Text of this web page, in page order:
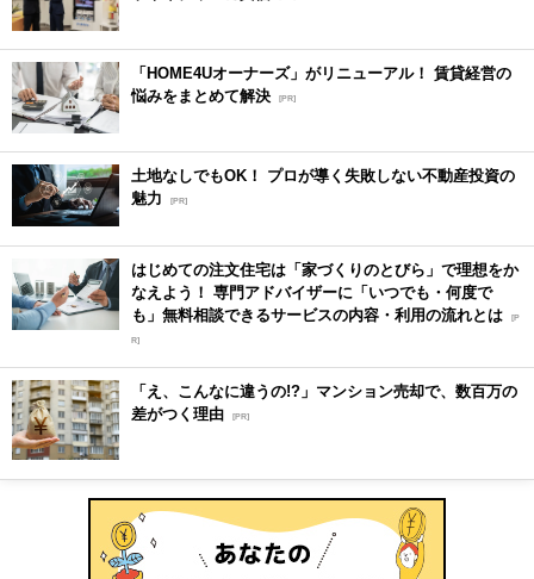
「HOME4Uオーナーズ」がリニューアル！ 賃貸経営の
悩みをまとめて解決 [PR]
土地なしでもOK！ プロが導く失敗しない不動産投資の
魅力
[PR]
はじめての注文住宅は「家づくりのとびら」で理想をか
なえよう！ 専門アドバイザーに「いつでも・何度で
も」無料相談できるサービスの内容・利用の流れとは [P
R]
「え、こんなに違うの!?」マンション売却で、数百万の
差がつく理由 [PR]